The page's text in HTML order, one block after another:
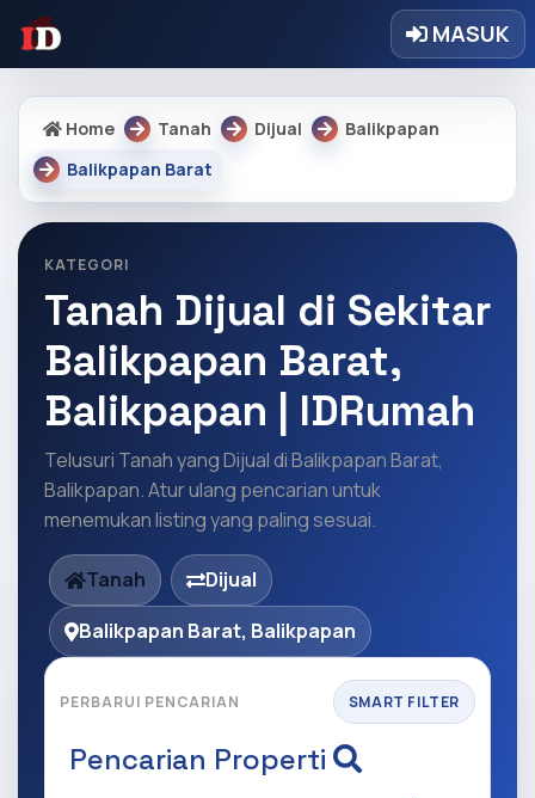
MASUK
Home Tanah Dijual
Balikpapan
Balikpapan Barat
KATEGORI
Tanah Dijual di Sekitar
Balikpapan Barat,
Balikpapan | IDRumah
Telusuri Tanah yang Dijual di Balikpapan Barat,
Balikpapan. Atur ulang pencarian untuk
menemukan listing yang paling sesuai.
Tanah
Dijual
Balikpapan Barat, Balikpapan
PERBARUI PENCARIAN SMART FILTER
Pencarian Properti